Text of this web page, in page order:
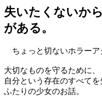
失いたくないか
がある。
ちょっと切ないホラーア
大切なものを守るために、
自分という存在のすべてを
ふたりの少女のお話。